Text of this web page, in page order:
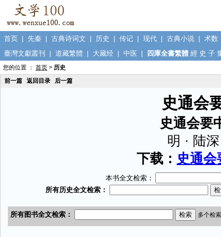
首页 | 先秦 | 古典诗词文 | 历史 | 传记 | 现代 | 古典小说 | 术数
臺灣文獻叢刊
| 道藏繁體 | 大藏经 | 中医 | 四庫全書繁體 經 史 子
您的位置 ： 首页 > 历史
前一篇
返回目录 后一篇
史通会
史通会要
明 · 陆深
下载： 史通
本书全文检索：